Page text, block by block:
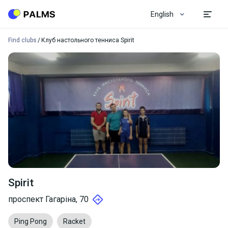
English
Find clubs Клуб настольного тенниса Spirit
Spirit
проспект Гагаріна, 70
Ping Pong Racket